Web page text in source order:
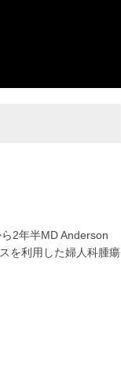
2年半MD Anderson
を利用した婦人科腫瘍